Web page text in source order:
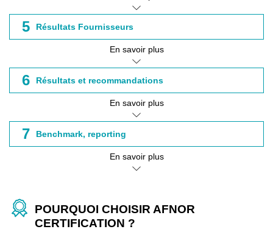
5 Résultats Fournisseurs
En savoir plus
6 Résultats et recommandations
En savoir plus
7 Benchmark, reporting
En savoir plus
POURQUOI CHOISIR AFNOR
CERTIFICATION ?